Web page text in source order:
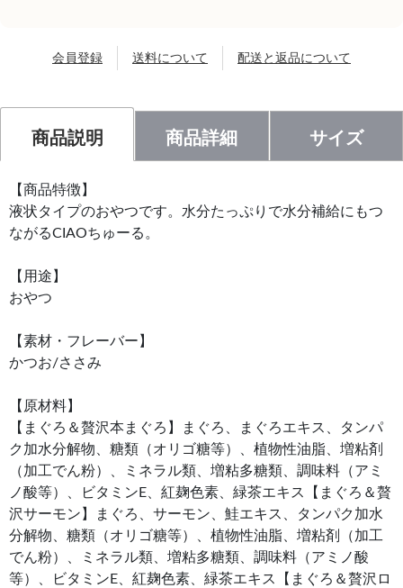
会員登録 送料について 配送と返品について
商品説明 商品詳細 サイズ
【商品特徴】
液状タイプのおやつです。水分たっぷりで水分補給にもつ
ながるCIAOちゅーる。
【用途】
おやつ
【素材・フレーバー】
かつお/ささみ
【原材料】
【まぐろ＆贅沢本まぐろ】まぐろ、まぐろエキス、タンパ
ク加水分解物、糖類（オリゴ糖等）、植物性油脂、増粘剤
（加工でん粉）、ミネラル類、増粘多糖類、調味料（アミ
ノ酸等）、ビタミンE、紅麹色素、緑茶エキス【まぐろ＆贅
沢サーモン】まぐろ、サーモン、鮭エキス、タンパク加水
分解物、糖類（オリゴ糖等）、植物性油脂、増粘剤（加工
でん粉）、ミネラル類、増粘多糖類、調味料（アミノ酸
等）、ビタミンE、紅麹色素、緑茶エキス【まぐろ＆贅沢ロ